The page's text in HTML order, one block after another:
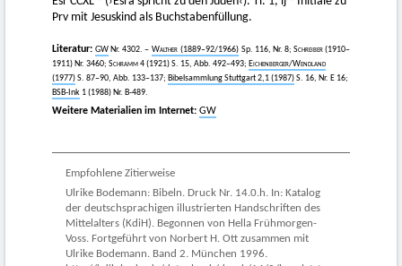
Prv mit Jesuskind als Buchstabenfüllung.
Literatur: GW Nr. 4302. – Walther (1889–92/1966) Sp. 116, Nr. 8; Schreiber(1910–
1911) Nr. 3460; Schramm4 (1921) S. 15, Abb. 492–493; Eichenberger/Wendland
(1977)S. 87–90, Abb. 133–137; Bibelsammlung Stuttgart 2,1 (1987)S. 16, Nr. E 16;
BSB-Ink 1 (1988) Nr. B-489.
Weitere Materialien im Internet: GW
Empfohlene Zitierweise
Ulrike Bodemann: Bibeln. Druck Nr. 14.0.h. In: Katalog
der deutschsprachigen illustrierten Handschriften des
Mittelalters (KdiH). Begonnen von Hella Frühmorgen-
Voss. Fortgeführt von Norbert H. Ott zusammen mit
Ulrike Bodemann. Band 2. München 1996.